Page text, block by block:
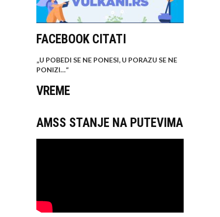
FACEBOOK CITATI
„U POBEDI SE NE PONESI, U PORAZU SE NE
PONIZI…“
VREME
AMSS STANJE NA PUTEVIMA